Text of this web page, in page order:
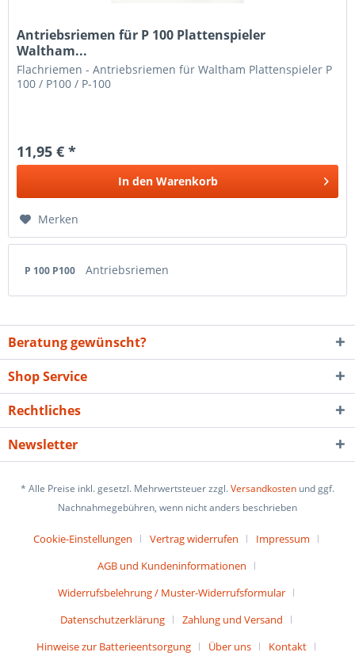
Antriebsriemen für P 100 Plattenspieler
Waltham...
Flachriemen - Antriebsriemen für Waltham Plattenspieler P
100 / P100 / P-100
11,95 € *
In den Warenkorb
Merken
P 100 P100 Antriebsriemen
Beratung gewünscht?
Shop Service
Rechtliches
Newsletter
* Alle Preise inkl. gesetzl. Mehrwertsteuer zzgl.Versandkosten und ggf.
Nachnahmegebühren, wenn nicht anders beschrieben
Cookie-Einstellungen Vertrag widerrufen
Impressum
AGB und Kundeninformationen
Widerrufsbelehrung / Muster-Widerrufsformular
Datenschutzerklärung
Zahlung und Versand
Hinweise zur Batterieentsorgung
Über uns Kontakt